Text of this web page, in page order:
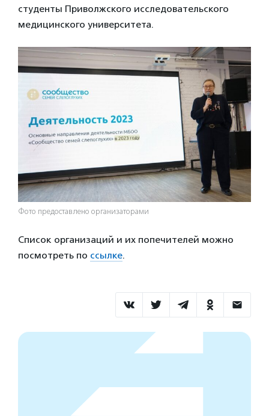
студенты Приволжского исследовательского
медицинского университета.
Фото предоставлено организаторами
Список организаций и их попечителей можно
посмотреть по ссылке.